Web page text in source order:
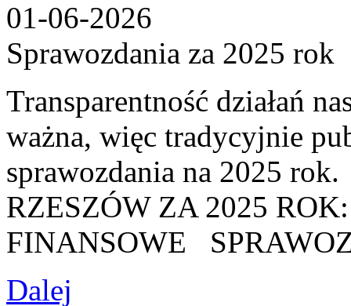
01-06-2026
Sprawozdania za 2025 rok
Transparentność działań
ważna, więc tradycyjnie
sprawozdania na 2025
RZESZÓW ZA 2025
FINANSOWE
Dalej